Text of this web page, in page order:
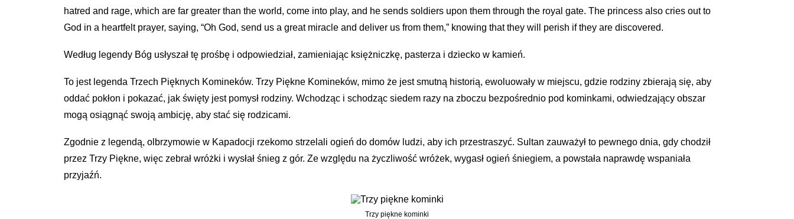
hatred and rage, which are far greater than the world, come into play, and he sends soldiers upon them through the royal gate. The princess also cries out to
God in a heartfelt prayer, saying, “Oh God, send us a great miracle and deliver us from them,” knowing that they will perish if they are discovered.
Według legendy Bóg usłyszał tę prośbę i odpowiedział, zamieniając księżniczkę, pasterza i dziecko w kamień.
To jest legenda Trzech Pięknych Komineków. Trzy Piękne Komineków, mimo że jest smutną historią, ewoluowały w miejscu, gdzie rodziny zbierają się, aby
oddać pokłon i pokazać, jak święty jest pomysł rodziny. Wchodząc i schodząc siedem razy na zboczu bezpośrednio pod kominkami, odwiedzający obszar
mogą osiągnąć swoją ambicję, aby stać się rodzicami.
Zgodnie z legendą, olbrzymowie w Kapadocji rzekomo strzelali ogień do domów ludzi, aby ich przestraszyć. Sultan zauważył to pewnego dnia, gdy chodził
przez Trzy Piękne, więc zebrał wróżki i wysłał śnieg z gór. Ze względu na życzliwość wróżek, wygasł ogień śniegiem, a powstała naprawdę wspaniała
przyjaźń.
Trzy piękne kominki